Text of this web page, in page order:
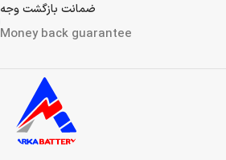
ضمانت بازگشت وجه
Money back guarantee